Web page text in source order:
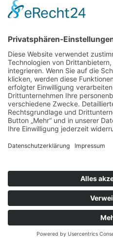
In Hessen obliegen den
haben dazu insbesondere eine
entsprechende leistungsfähige
auszurüsten, zu unterhalten
Aktives Mitglied der
Gemeindeeinwohner sein, die
gesundheitlich geeignet sind
das 62. Lebensjahr vollendet
ehrenamtlich. Sie haben einen
Verdienstausfall und teilweise
Aufwandsentschädigung nach
Rechtsgrundlage:
Hessisches Gesetz über den